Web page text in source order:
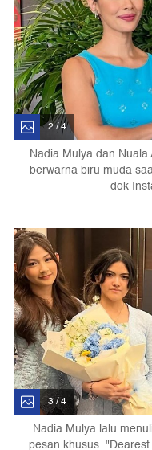
2 / 4
Nadia Mulya dan
berwarna biru muda
dok
3 / 4
Nadia Mulya lalu
pesan khusus.